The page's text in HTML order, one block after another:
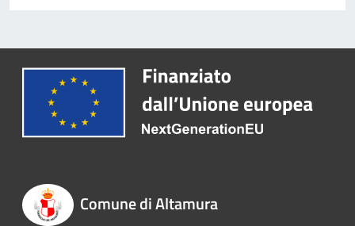
Comune di Altamura